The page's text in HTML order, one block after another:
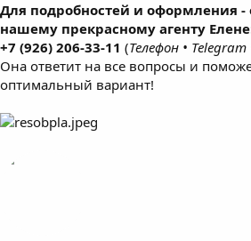
Для подробностей и оформления -
нашему прекрасному агенту
+7 (926) 206-33-11 (Телефон • Telegram
Она ответит на все вопросы и
оптимальный вариант!